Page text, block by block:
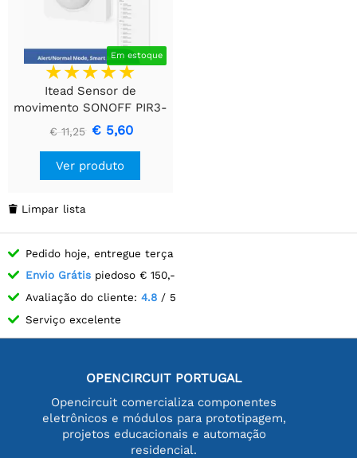
Em estoque
Itead Sensor de
movimento SONOFF PIR3-
RF - 433MHZ RF PIR
€ 11,25 € 5,60
Ver produto
 Limpar lista
Pedido hoje, entregue terça
Envio Grátis piedoso € 150,-
Avaliação do cliente: 4.8 / 5
Serviço excelente
OPENCIRCUIT PORTUGAL
Opencircuit comercializa componentes
eletrônicos e módulos para prototipagem,
projetos educacionais e automação
residencial.